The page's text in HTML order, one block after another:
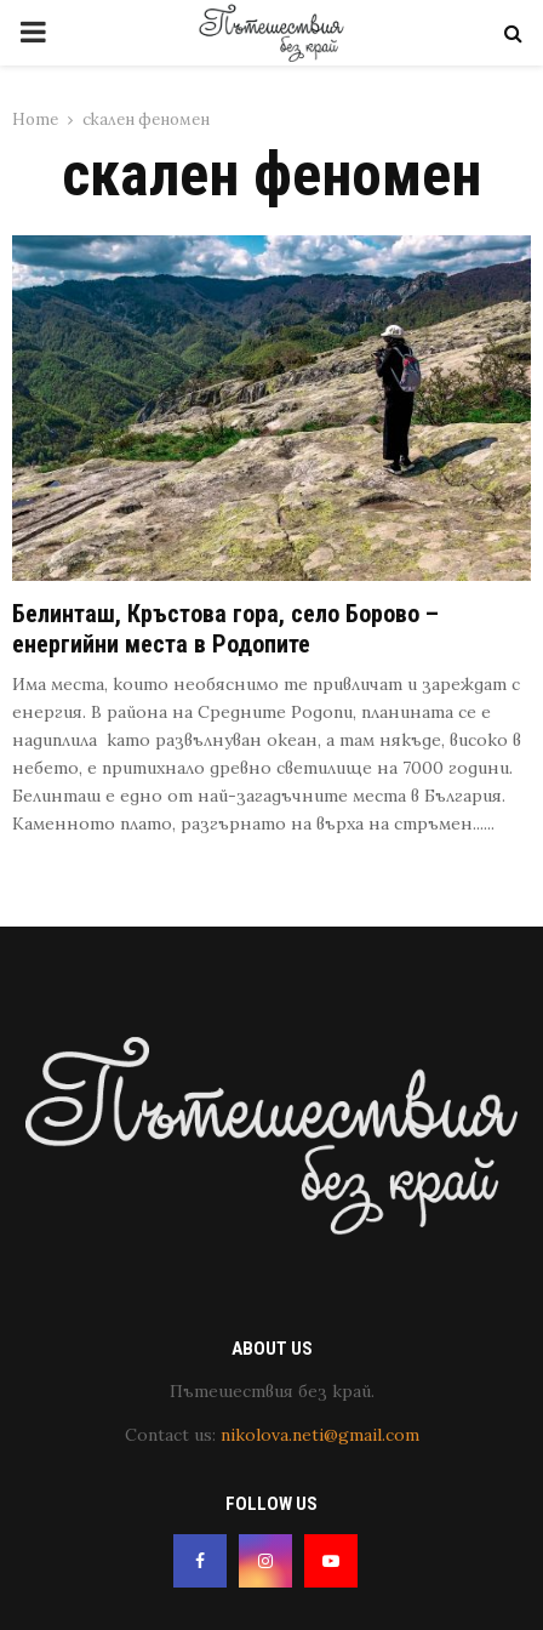
PRIMARY
Home скален феномен
скален феномен
Белинташ, Кръстова гора, село Борово –
енергийни места в Родопите
Има места, които необяснимо те привличат и зареждат с
енергия. В района на Средните Родопи, планината се е
надиплила като развълнуван океан, а там някъде, високо в
небето, е притихнало древно светилище на 7000 години.
Белинташ е едно от най-загадъчните места в България.
Каменното плато, разгърнато на върха на стръмен......
ABOUT US
Пътешествия без край.
Contact us: nikolova.neti@gmail.com
FOLLOW US